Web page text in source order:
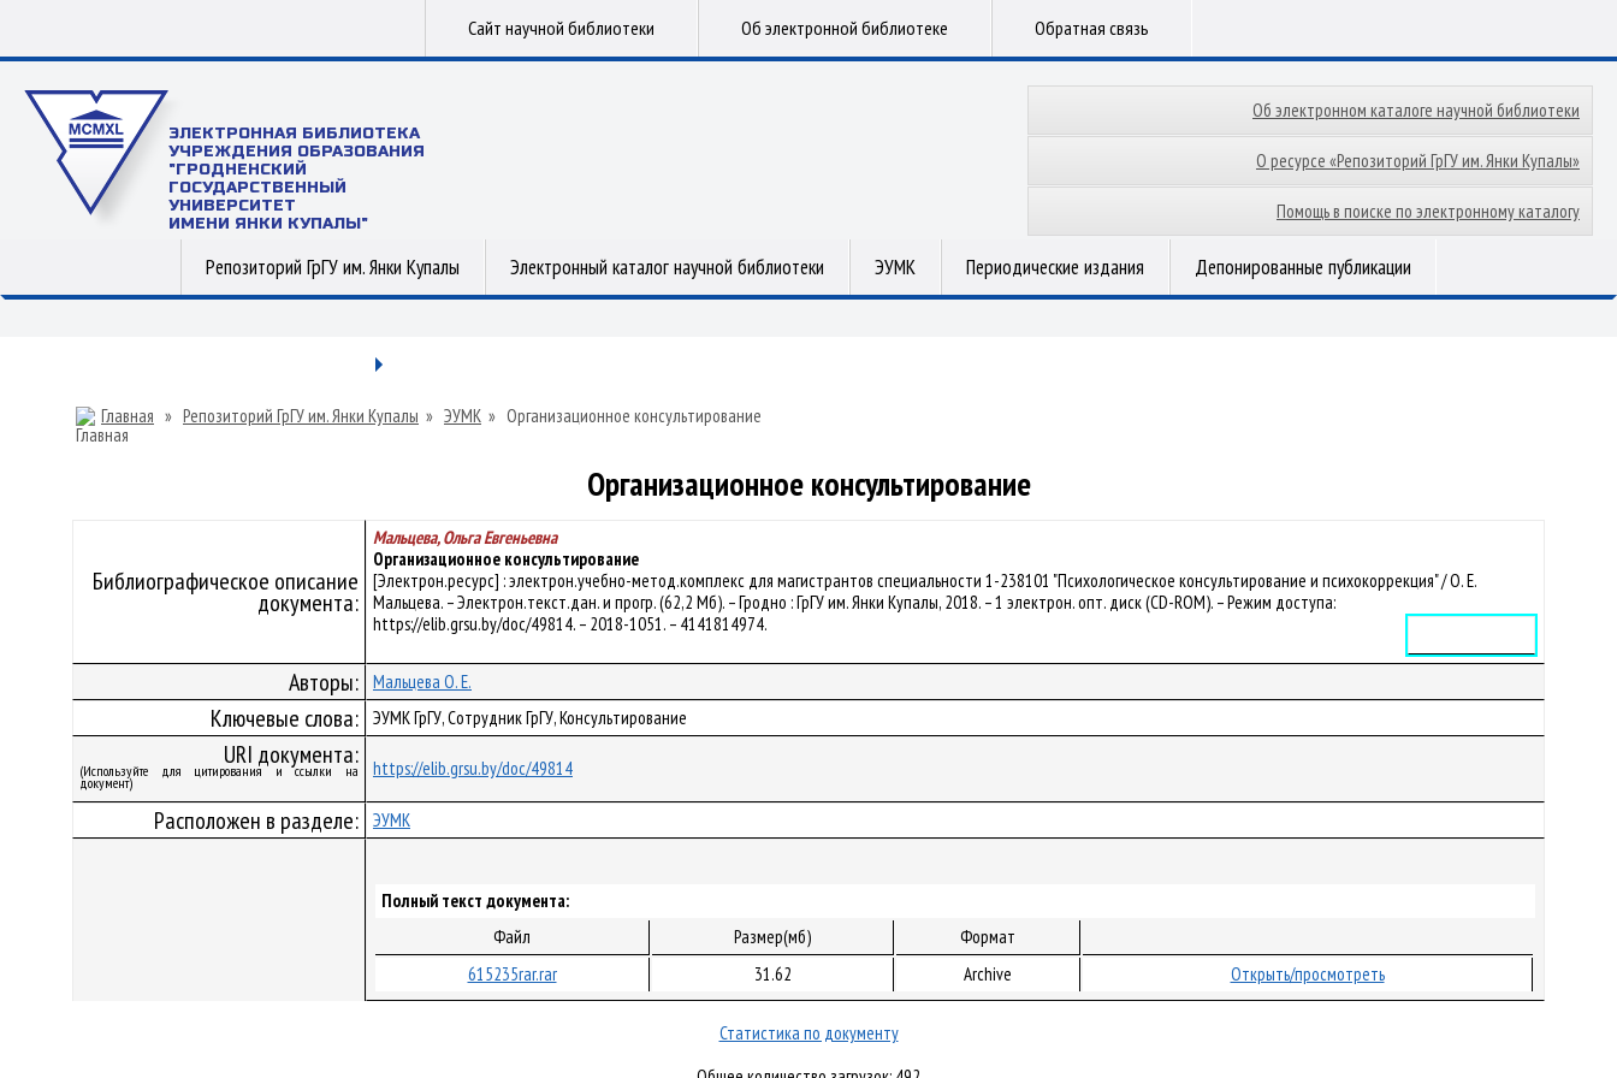
Сайт научной библиотеки Об электронной библиотеке Обратная связь
ЭЛЕКТРОННАЯ БИБЛИОТЕКА
УЧРЕЖДЕНИЯ ОБРАЗОВАНИЯ
"ГРОДНЕНСКИЙ
ГОСУДАРСТВЕННЫЙ
УНИВЕРСИТЕТ
ИМЕНИ ЯНКИ КУПАЛЫ"
Об электронном каталоге научной библиотеки
О ресурсе «Репозиторий ГрГУ им. Янки Купалы»
Помощь в поиске по электронному каталогу
Репозиторий ГрГУ им. Янки Купалы Электронный каталог научной библиотеки ЭУМК Периодические издания Депонированные публикации
Главная » Репозиторий ГрГУ им. Янки Купалы » ЭУМК » Организационное консультирование
Организационное консультирование
Библиографическое описание
документа:
Мальцева, Ольга Евгеньевна
Организационное консультирование
[Электрон.ресурс] : электрон.учебно-метод.комплекс для магистрантов специальности 1-238101 "Психологическое консультирование и психокоррекция" / О. Е.
Мальцева. – Электрон.текст.дан. и прогр. (62,2 Мб). – Гродно : ГрГУ им. Янки Купалы, 2018. – 1 электрон. опт. диск (CD-ROM). – Режим доступа:
https://elib.grsu.by/doc/49814. – 2018-1051. – 4141814974.
Авторы: Мальцева О. Е.
Ключевые слова: ЭУМК ГрГУ, Сотрудник ГрГУ, Консультирование
URI документа:
(Используйте для цитирования и ссылки на
документ)
https://elib.grsu.by/doc/49814
Расположен в разделе: ЭУМК
Полный текст документа:
Файл
Размер(мб)
Формат
615235rar.rar
31.62 Archive Открыть/просмотреть
Статистика по документу